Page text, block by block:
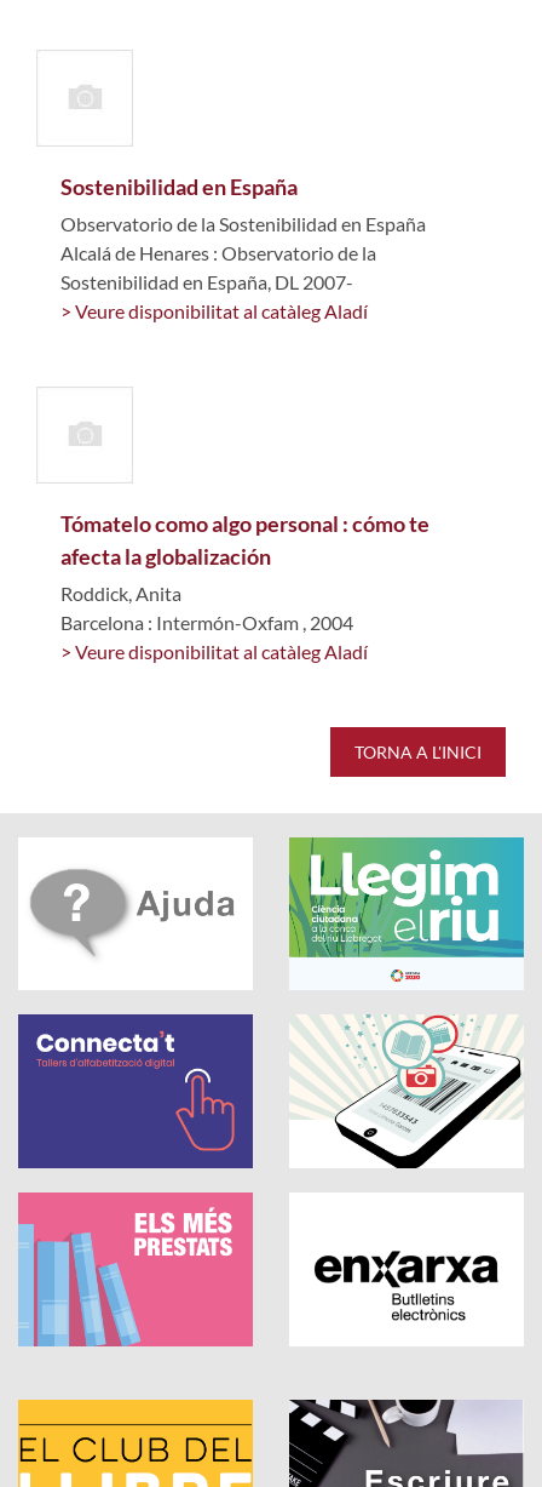
Sostenibilidad en España
Observatorio de la Sostenibilidad en España
Alcalá de Henares : Observatorio de la
Sostenibilidad en España, DL 2007-
> Veure disponibilitat al catàleg Aladí
Tómatelo como algo personal : cómo te
afecta la globalización
Roddick, Anita
Barcelona : Intermón-Oxfam , 2004
> Veure disponibilitat al catàleg Aladí
TORNA A L'INICI